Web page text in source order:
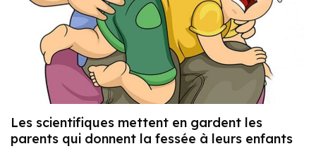
Les scientifiques mettent en gardent les
parents qui donnent la fessée à leurs enfants